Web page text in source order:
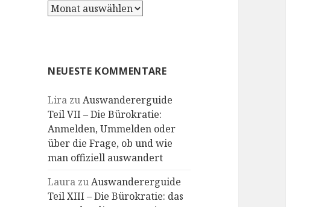
Archiv
NEUESTE KOMMENTARE
Lira zuAuswandererguide
Teil VII – Die Bürokratie:
Anmelden, Ummelden oder
über die Frage, ob und wie
man offiziell auswandert
Laura zuAuswandererguide
Teil XIII – Die Bürokratie: das